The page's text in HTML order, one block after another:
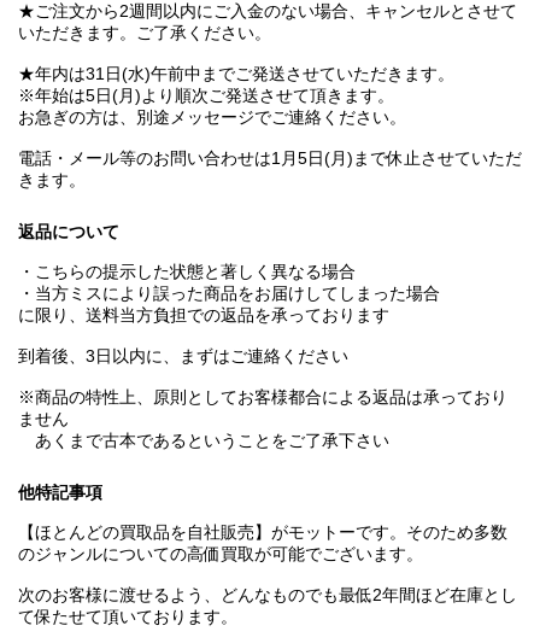
★ご注文から2週間以内にご入金のない場合、キャンセルとさせて
いただきます。ご了承ください。
★年内は31日(水)午前中までご発送させていただきます。
※年始は5日(月)より順次ご発送させて頂きます。
お急ぎの方は、別途メッセージでご連絡ください。
電話・メール等のお問い合わせは1月5日(月)まで休止させていただ
きます。
返品について
・こちらの提示した状態と著しく異なる場合
・当方ミスにより誤った商品をお届けしてしまった場合
に限り、送料当方負担での返品を承っております
到着後、3日以内に、まずはご連絡ください
※商品の特性上、原則としてお客様都合による返品は承っており
ません
あくまで古本であるということをご了承下さい
他特記事項
【ほとんどの買取品を自社販売】がモットーです。そのため多数
のジャンルについての高価買取が可能でございます。
次のお客様に渡せるよう、どんなものでも最低2年間ほど在庫とし
て保たせて頂いております。